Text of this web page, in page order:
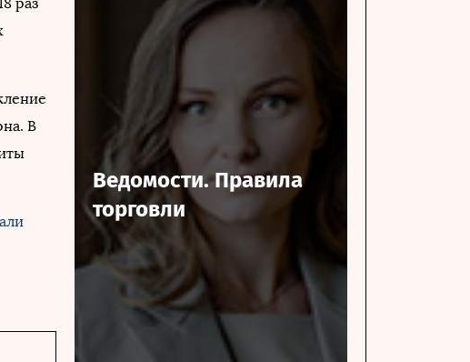
В
Ведомости. Правила
торговли